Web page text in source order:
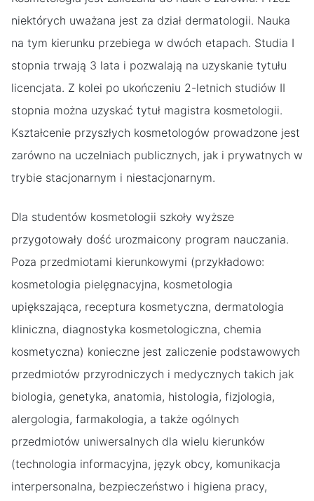
niektórych uważana jest za dział dermatologii. Nauka
na tym kierunku przebiega w dwóch etapach. Studia I
stopnia trwają 3 lata i pozwalają na uzyskanie tytułu
licencjata. Z kolei po ukończeniu 2-letnich studiów II
stopnia można uzyskać tytuł magistra kosmetologii.
Kształcenie przyszłych kosmetologów prowadzone jest
zarówno na uczelniach publicznych, jak i prywatnych w
trybie stacjonarnym i niestacjonarnym.
Dla studentów kosmetologii szkoły wyższe
przygotowały dość urozmaicony program nauczania.
Poza przedmiotami kierunkowymi (przykładowo:
kosmetologia pielęgnacyjna, kosmetologia
upiększająca, receptura kosmetyczna, dermatologia
kliniczna, diagnostyka kosmetologiczna, chemia
kosmetyczna) konieczne jest zaliczenie podstawowych
przedmiotów przyrodniczych i medycznych takich jak
biologia, genetyka, anatomia, histologia, fizjologia,
alergologia, farmakologia, a także ogólnych
przedmiotów uniwersalnych dla wielu kierunków
(technologia informacyjna, język obcy, komunikacja
interpersonalna, bezpieczeństwo i higiena pracy,